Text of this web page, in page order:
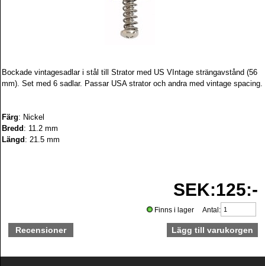
Bockade vintagesadlar i stål till Strator med US VIntage strängavstånd (56
mm). Set med 6 sadlar. Passar USA strator och andra med vintage spacing.
Färg: Nickel
Bredd : 11.2 mm
Längd : 21.5 mm
Recensioner
SEK:125:-
Finns i lager Antal: